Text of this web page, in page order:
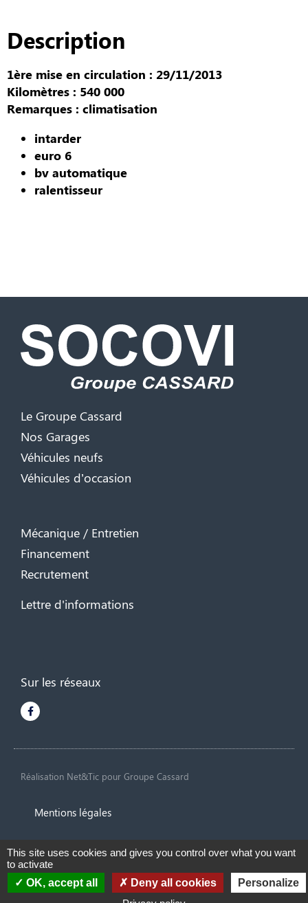
Description
1ère mise en circulation : 29/11/2013
Kilomètres : 540 000
Remarques : climatisation
intarder
euro 6
bv automatique
ralentisseur
Le Groupe Cassard
Nos Garages
Véhicules neufs
Véhicules d’occasion
Mécanique / Entretien
Financement
Recrutement
Lettre d'informations
Sur les réseaux
Réalisation Net&Tic pour Groupe Cassard
Mentions légales
Gestion des cookies
This site uses cookies and gives you control over what you want
to activate
OK, accept all
Deny all cookies
Personalize